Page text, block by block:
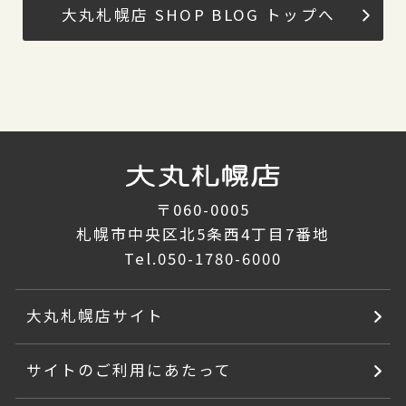
大丸札幌店 SHOP BLOG トップへ
〒060-0005
札幌市中央区北5条西4丁目7番地
Tel.050-1780-6000
大丸札幌店サイト
サイトのご利用にあたって